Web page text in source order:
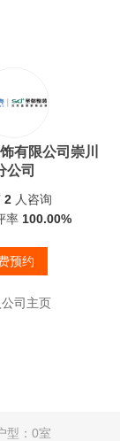
有限公司崇川
公司
2 人咨询
率 100.00%
预约
司主页
型：0室